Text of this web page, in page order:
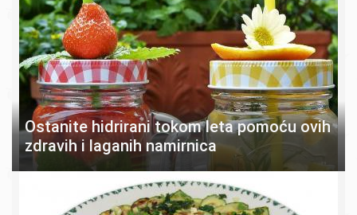
Ostanite hidrirani tokom leta pomoću ovih
zdravih i laganih namirnica